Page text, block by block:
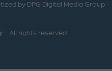
by DPG Digital Media Group
- All rights reserved